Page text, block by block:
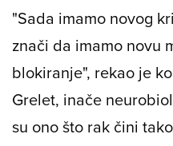
"Sada imamo novog
znači da imamo novu
blokiranje", rekao je
Grelet, inače
su ono što rak čini